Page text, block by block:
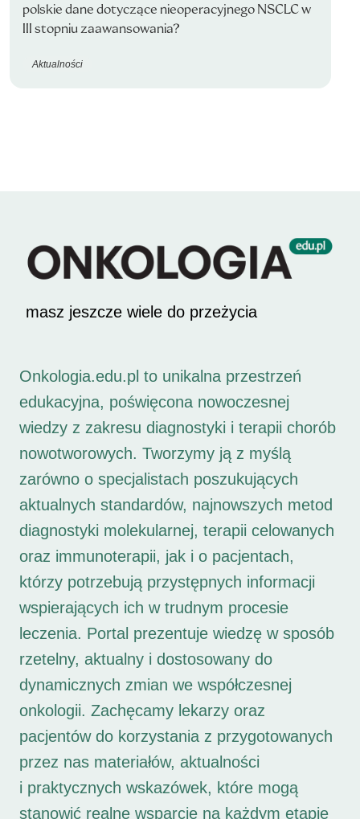
polskie dane dotyczące nieoperacyjnego NSCLC w
III stopniu zaawansowania?
Aktualności
masz jeszcze wiele do przeżycia
Onkologia.edu.pl to unikalna przestrzeń
edukacyjna, poświęcona nowoczesnej
wiedzy z zakresu diagnostyki i terapii chorób
nowotworowych. Tworzymy ją z myślą
zarówno o specjalistach poszukujących
aktualnych standardów, najnowszych metod
diagnostyki molekularnej, terapii celowanych
oraz immunoterapii, jak i o pacjentach,
którzy potrzebują przystępnych informacji
wspierających ich w trudnym procesie
leczenia. Portal prezentuje wiedzę w sposób
rzetelny, aktualny i dostosowany do
dynamicznych zmian we współczesnej
onkologii. Zachęcamy lekarzy oraz
pacjentów do korzystania z przygotowanych
przez nas materiałów, aktualności
i praktycznych wskazówek, które mogą
stanowić realne wsparcie na każdym etapie